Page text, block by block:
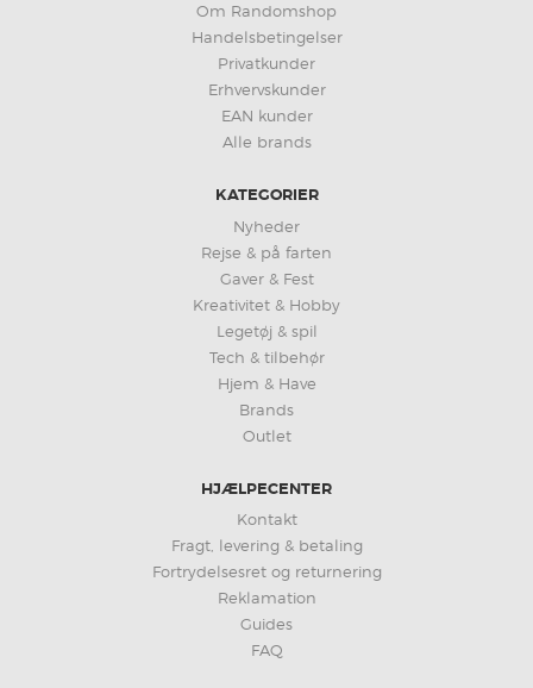
Om Randomshop
Handelsbetingelser
Privatkunder
Erhvervskunder
EAN kunder
Alle brands
KATEGORIER
Nyheder
Rejse & på farten
Gaver & Fest
Kreativitet & Hobby
Legetøj & spil
Tech & tilbehør
Hjem & Have
Brands
Outlet
HJÆLPECENTER
Kontakt
Fragt, levering & betaling
Fortrydelsesret og returnering
Reklamation
Guides
FAQ